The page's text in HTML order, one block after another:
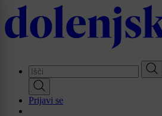
Skip
to
main
Prijavi se